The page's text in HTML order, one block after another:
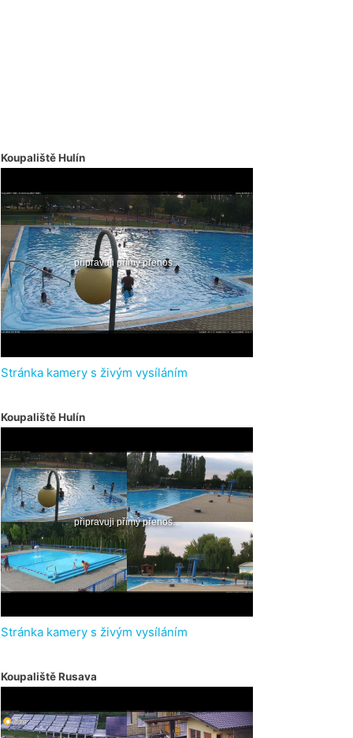
Koupaliště Hulín
Stránka kamery s živým vysíláním
Koupaliště Hulín
Stránka kamery s živým vysíláním
Koupaliště Rusava